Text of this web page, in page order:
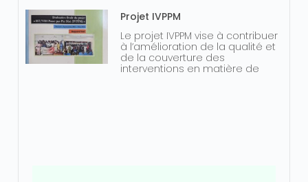
Projet IVPPM
Le projet IVPPM vise à contribuer
à l’amélioration de la qualité et
de la couverture des
interventions en matière de